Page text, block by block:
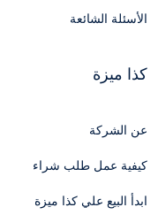
الأسئلة الشائعة
كذا ميزة
عن الشركة
كيفية عمل طلب شراء
ابدأ البيع علي كذا ميزة